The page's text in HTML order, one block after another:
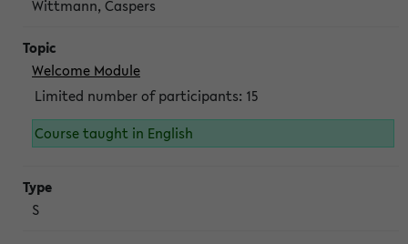
Wittmann, Caspers
Welcome Module
Limited number of participants: 15
Course taught in English
S